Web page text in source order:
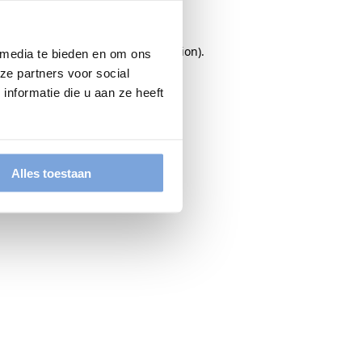
te bieden en om ons
partners voor social
die u aan ze heeft
Alles toestaan
consolefor more information).